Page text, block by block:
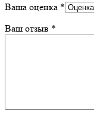
Ваша оценка *
Ваш отзыв *